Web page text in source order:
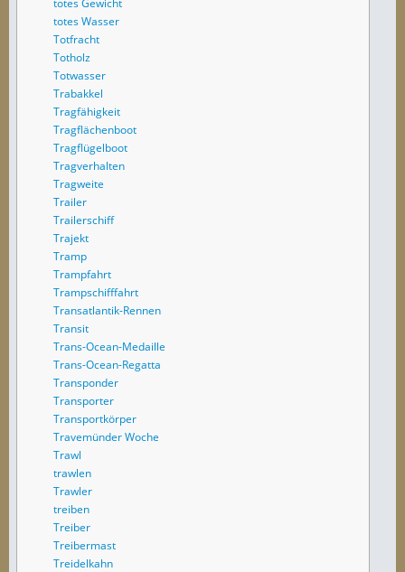
totes Wasser
Totfracht
Totholz
Totwasser
Trabakkel
Tragfähigkeit
Tragflächenboot
Tragflügelboot
Tragverhalten
Tragweite
Trailer
Trailerschiff
Trajekt
Tramp
Trampfahrt
Trampschifffahrt
Transatlantik-Rennen
Transit
Trans-Ocean-Medaille
Trans-Ocean-Regatta
Transponder
Transporter
Transportkörper
Travemünder Woche
Trawl
trawlen
Trawler
treiben
Treiber
Treibermast
Treidelkahn